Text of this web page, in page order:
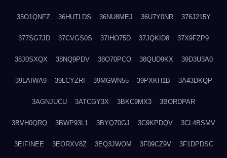
35O1QNFZ 36HUTLDS 36NU8MEJ 36U7Y0NR 376J215Y
377SG7JD 37CVGS0S 37IHO75D 37JQKID8 37X9FZP9
38J0SXQX 38NQ9PDV 38O70PCO 38QUD9KX 39D3U3A0
39LAIWA9 39LCYZRI 39MGWN55 39PXKH1B 3A43DKQP
3AGNJUCU 3ATCGY3X 3BKC9MX3 3BORDPAR
3BVH0QRQ 3BWP93L1 3BYQ70GJ 3C9KPDQV 3CL4BSMV
3EIFINEE 3EORXV8Z 3EQ3JWOM 3F09CZ9V 3F1DPDSC